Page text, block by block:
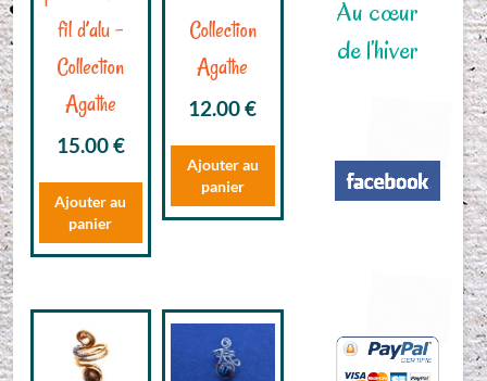
fil d’alu –
Collection
Agathe
15.00€
Ajouter au
panier
Collection
Agathe
12.00€
Ajouter au
panier
Au cœur
de l’hiver